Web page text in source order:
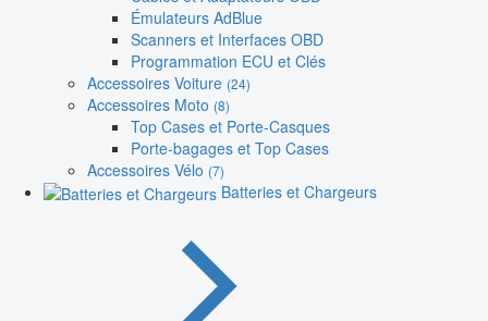
Émulateurs AdBlue
Scanners et Interfaces OBD
Programmation ECU et Clés
Accessoires Voiture (24)
Accessoires Moto (8)
Top Cases et Porte-Casques
Porte-bagages et Top Cases
Accessoires Vélo (7)
Batteries et Chargeurs